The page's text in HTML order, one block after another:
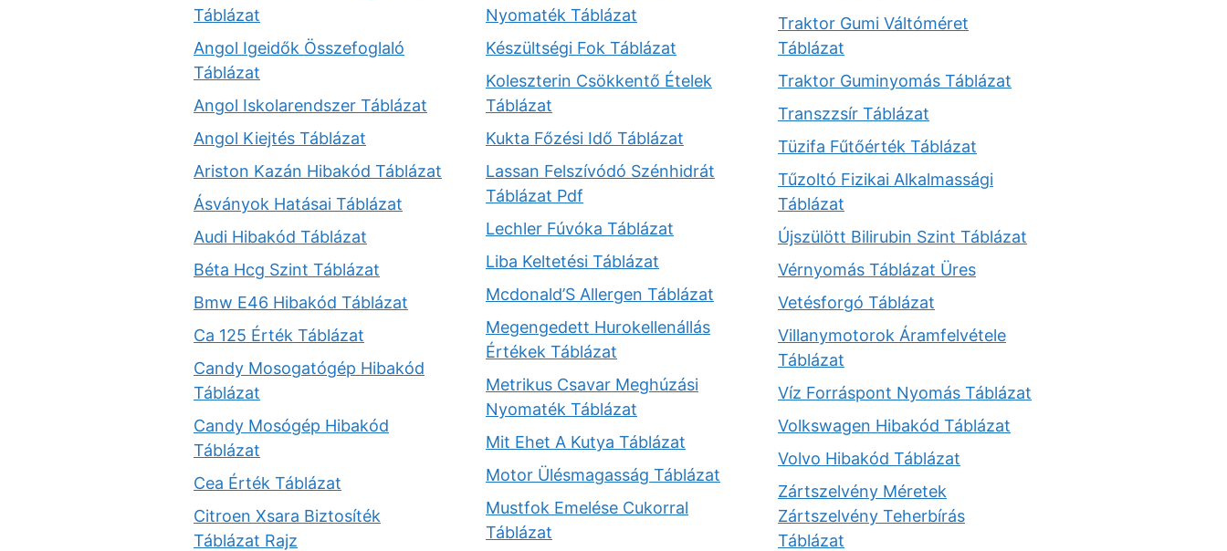
Táblázat
Angol Igeidők Összefoglaló
Táblázat
Angol Iskolarendszer Táblázat
Angol Kiejtés Táblázat
Ariston Kazán Hibakód Táblázat
Ásványok Hatásai Táblázat
Audi Hibakód Táblázat
Béta Hcg Szint Táblázat
Bmw E46 Hibakód Táblázat
Ca 125 Érték Táblázat
Candy Mosogatógép Hibakód
Táblázat
Candy Mosógép Hibakód
Táblázat
Cea Érték Táblázat
Citroen Xsara Biztosíték
Táblázat Rajz
Nyomaték Táblázat
Készültségi Fok Táblázat
Koleszterin Csökkentő Ételek
Táblázat
Kukta Főzési Idő Táblázat
Lassan Felszívódó Szénhidrát
Táblázat Pdf
Lechler Fúvóka Táblázat
Liba Keltetési Táblázat
Mcdonald’S Allergen Táblázat
Megengedett Hurokellenállás
Értékek Táblázat
Metrikus Csavar Meghúzási
Nyomaték Táblázat
Mit Ehet A Kutya Táblázat
Motor Ülésmagasság Táblázat
Mustfok Emelése Cukorral
Táblázat
Traktor Gumi Váltóméret
Táblázat
Traktor Guminyomás Táblázat
Transzzsír Táblázat
Tüzifa Fűtőérték Táblázat
Tűzoltó Fizikai Alkalmassági
Táblázat
Újszülött Bilirubin Szint Táblázat
Vérnyomás Táblázat Üres
Vetésforgó Táblázat
Villanymotorok Áramfelvétele
Táblázat
Víz Forráspont Nyomás Táblázat
Volkswagen Hibakód Táblázat
Volvo Hibakód Táblázat
Zártszelvény Méretek
Zártszelvény Teherbírás
Táblázat